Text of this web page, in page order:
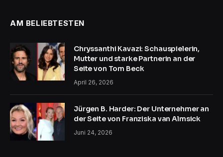
AM BELIEBTESTEN
Chryssanthi Kavazi: Schauspielerin,
Mutter und starke Partnerin an der
Seite von Tom Beck
April 26, 2026
Jürgen B. Harder: Der Unternehmer an
der Seite von Franziska van Almsick
Juni 24, 2026